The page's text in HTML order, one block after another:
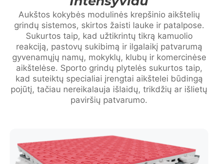
Aukštos kokybės modulinės krepšinio aikštelių
grindų sistemos, skirtos žaisti lauke ir patalpose.
Sukurtos taip, kad užtikrintų tikrą kamuolio
reakciją, pastovų sukibimą ir ilgalaikį patvarumą
gyvenamųjų namų, mokyklų, klubų ir komercinėse
aikštelėse. Sporto grindų plytelės sukurtos taip,
kad suteiktų specialiai įrengtai aikštelei būdingą
pojūtį, tačiau nereikalauja išlaidų, trikdžių ar išlietų
paviršių patvarumo.